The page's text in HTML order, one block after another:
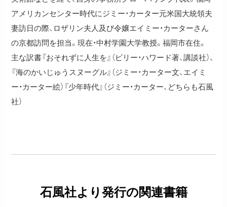
アメリカンセンター時代にジミー・カーター元米国大統領夫
妻訪日の際、ロザリン夫人及び令嬢エイミー・カーターさん
の京都訪問を担当。現在・中村学園大学教授。福岡市在住。
主な訳書『おそれずに人生を』（ビリー・ハワード著、講談社）、
『海のかいじゅうスヌーグル』（ジミー・カーター文、エイミ
ー・カーター絵）『少年時代』（ジミー・カーター、どちらも石風
社）
石風社より発行の関連書籍